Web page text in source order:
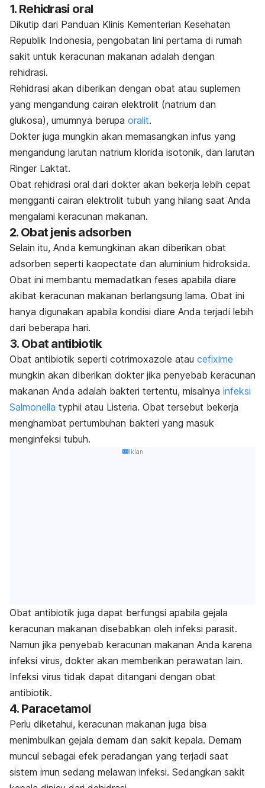
1. Rehidrasi oral
Dikutip dari Panduan Klinis Kementerian Kesehatan
Republik Indonesia, pengobatan lini pertama di rumah
sakit untuk keracunan makanan adalah dengan
rehidrasi.
Rehidrasi akan diberikan dengan obat atau suplemen
yang mengandung cairan elektrolit (natrium dan
glukosa), umumnya berupa oralit.
Dokter juga mungkin akan memasangkan infus yang
mengandung larutan natrium klorida isotonik, dan larutan
Ringer Laktat.
Obat rehidrasi oral dari dokter akan bekerja lebih cepat
mengganti cairan elektrolit tubuh yang hilang saat Anda
mengalami keracunan makanan.
2. Obat jenis adsorben
Selain itu, Anda kemungkinan akan diberikan obat
adsorben seperti kaopectate dan aluminium hidroksida.
Obat ini membantu memadatkan feses apabila diare
akibat keracunan makanan berlangsung lama. Obat ini
hanya digunakan apabila kondisi diare Anda terjadi lebih
dari beberapa hari.
3. Obat antibiotik
Obat antibiotik seperti cotrimoxazole atau cefixime
mungkin akan diberikan dokter jika penyebab keracunan
makanan Anda adalah bakteri tertentu, misalnya infeksi
Salmonella typhii atau Listeria. Obat tersebut bekerja
menghambat pertumbuhan bakteri yang masuk
menginfeksi tubuh.
Iklan
Obat antibiotik juga dapat berfungsi apabila gejala
keracunan makanan disebabkan oleh infeksi parasit.
Namun jika penyebab keracunan makanan Anda karena
infeksi virus, dokter akan memberikan perawatan lain.
Infeksi virus tidak dapat ditangani dengan obat
antibiotik.
4. Paracetamol
Perlu diketahui, keracunan makanan juga bisa
menimbulkan gejala demam dan sakit kepala. Demam
muncul sebagai efek peradangan yang terjadi saat
sistem imun sedang melawan infeksi. Sedangkan sakit